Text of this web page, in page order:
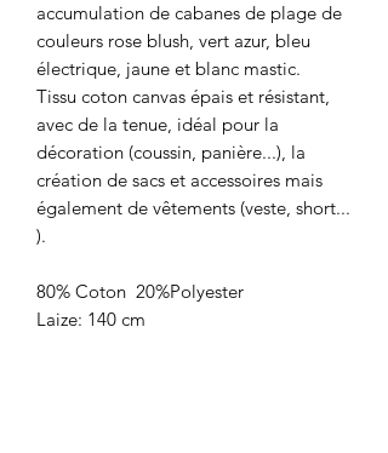
accumulation de cabanes de plage de
couleurs rose blush, vert azur, bleu
électrique, jaune et blanc mastic.
Tissu coton canvas épais et résistant,
avec de la tenue, idéal pour la
décoration (coussin, panière...), la
création de sacs et accessoires mais
également de vêtements (veste, short...
).
80% Coton 20%Polyester
Laize: 140 cm